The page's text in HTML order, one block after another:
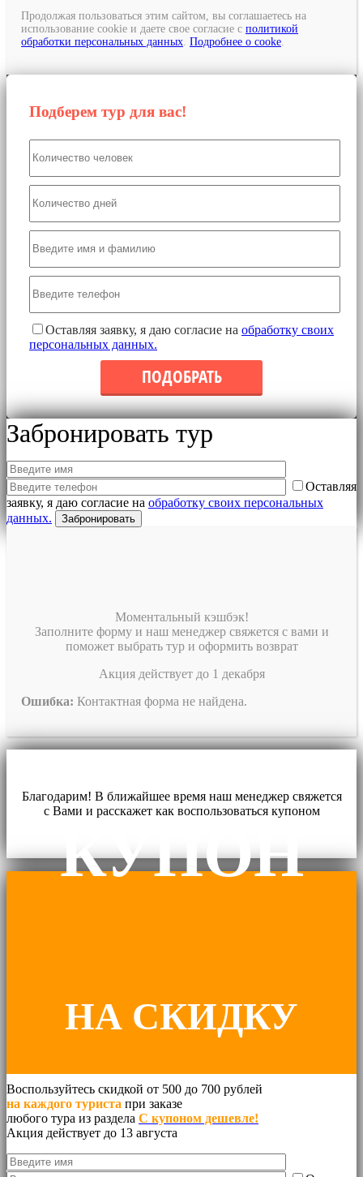
Продолжая пользоваться этим сайтом, вы соглашаетесь на
использование cookie и даете свое согласие с политикой
обработки персональных данных Подробнее о cooke
Подберем тур для вас!
Оставляя заявку, я даю согласие на обработку своих
персональных данных.
Забронировать тур
Оставляя
заявку, я даю согласие на обработку своих персональных
данных.
Моментальный кэшбэк!
Заполните форму и наш менеджер свяжется с вами и
поможет выбрать тур и оформить возврат
Акция действует до 1 декабря
Ошибка: Контактная форма не найдена.
Благодарим! В ближайшее время наш менеджер свяжется
с Вами и расскажет как воспользоваться купоном
КУПОН
НА СКИДКУ
ДО 700 руб.
Воспользуйтесь скидкой от 500 до 700 рублей
на каждого туриста при заказе
любого тура из раздела С купоном дешевле!
Акция действует до 13 августа